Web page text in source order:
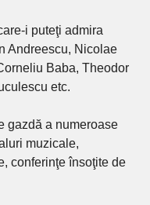
i puteţi admira
Andreescu, Nicolae
Baba, Theodor
etc.
gazdă a numeroase
muzicale,
conferinţe însoţite de